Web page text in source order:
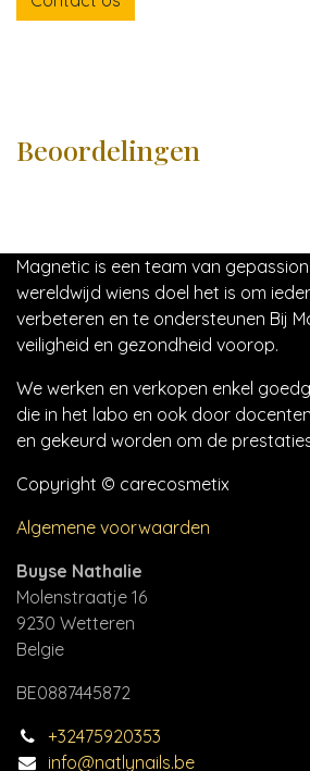
Beoordelingen
Magnetic is een team van
wereldwijd wiens doel het is om
verbeteren en te ondersteunen Bij
veiligheid en gezondheid voorop.
We werken en verkopen enkel
die in het labo en ook door
en gekeurd worden om de
Copyright © carecosmetix
Algemene voorwaarden
Buyse Nathalie
Molenstraatje 16
9230 Wetteren
Belgie
BE0887445872
+32475920353
info@natlynails.be